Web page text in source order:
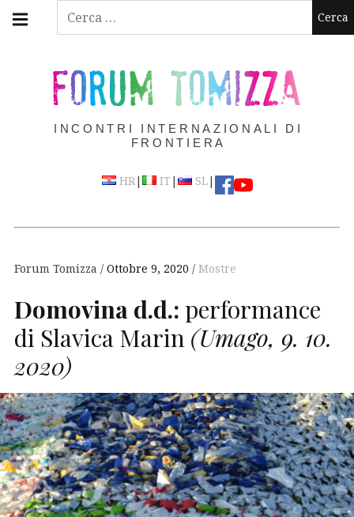
Ricerca
Skip
FORUM TOMIZZA
INCONTRI INTERNAZIONALI DI
FRONTIERA
HR| IT | SL|
navigation
Forum Tomizza Ottobre 9, 2020 Mostre
Domovina d.d.: performance
di Slavica Marin (Umago, 9. 10.
2020)